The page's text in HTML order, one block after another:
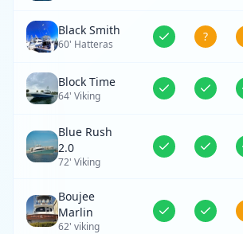
Black Smith
60' Hatteras
?
Block Time
64' Viking
Blue Rush
2.0
72' Viking
Boujee
Marlin
62' viking